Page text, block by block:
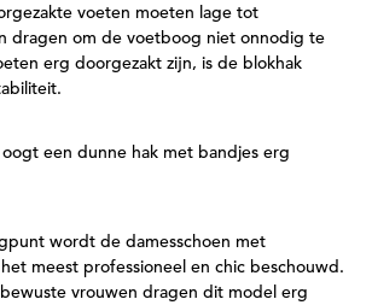
voeten moeten lage tot
dragen om de voetboog niet onnodig te
erg doorgezakt zijn, is de blokhak
een dunne hak met bandjes erg
wordt de damesschoen met
meest professioneel en chic beschouwd.
vrouwen dragen dit model erg